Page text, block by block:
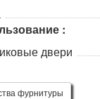
:
двери
фурнитуры